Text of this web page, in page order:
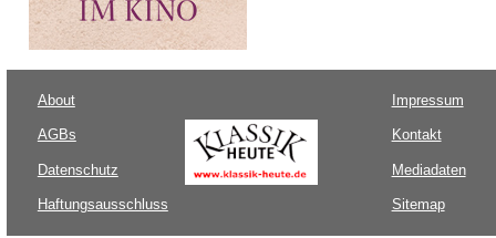
About
AGBs
Datenschutz
Haftungsausschluss
Impressum
Kontakt
Mediadaten
Sitemap